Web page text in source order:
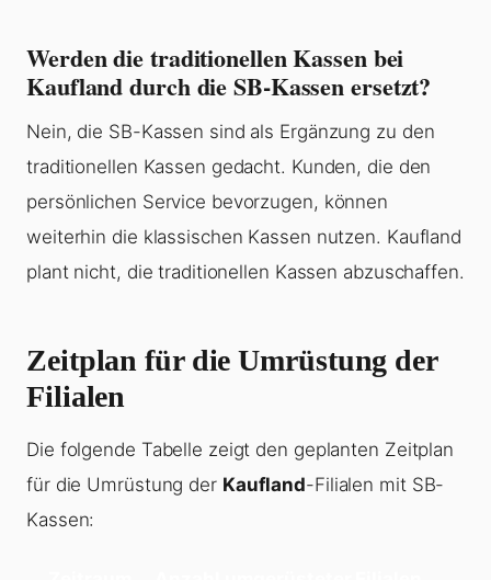
Werden die traditionellen Kassen bei
Kaufland durch die SB-Kassen ersetzt?
Nein, die SB-Kassen sind als Ergänzung zu den
traditionellen Kassen gedacht. Kunden, die den
persönlichen Service bevorzugen, können
weiterhin die klassischen Kassen nutzen. Kaufland
plant nicht, die traditionellen Kassen abzuschaffen.
Zeitplan für die Umrüstung der
Filialen
Die folgende Tabelle zeigt den geplanten Zeitplan
für die Umrüstung der Kaufland-Filialen mit SB-
Kassen: